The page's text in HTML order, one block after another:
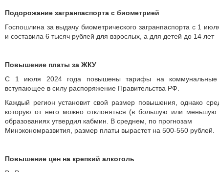
Подорожание загранпаспорта с биометрией
Госпошлина за выдачу биометрического загранпаспорта с 1
и составила 6 тысяч рублей для взрослых, а для детей до 14 лет
Повышение платы за ЖКУ
С 1 июля 2024 года повышены тарифы на коммунальные
вступающее в силу распоряжение Правительства РФ.
Каждый регион установит свой размер повышения, однако
которую от него можно отклоняться (в большую или меньшую
образованиях утвердил кабмин. В среднем, по прогнозам
Минэкономразвития, размер платы вырастет на 500-550 рублей.
Повышение цен на крепкий алкоголь